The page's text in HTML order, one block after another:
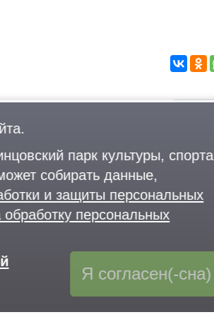
341-20-63 ,+7 926 341-20-82
обработки персональных данных
парк культуры, спорта
собирать данные,
и защиты персональных
обработку персональных
Я согласен(-сна)